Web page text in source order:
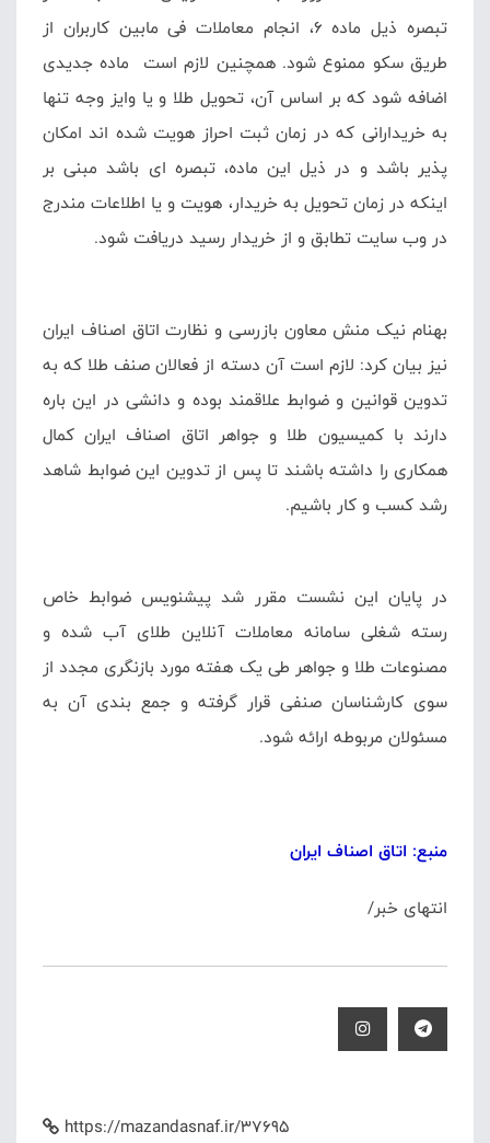
تبصره ذیل ماده ۶، انجام معاملات فی مابین کاربران از
طریق سکو ممنوع شود. همچنین لازم است ماده جدیدی
اضافه شود که بر اساس آن، تحویل طلا و یا وایز وجه تنها
به خریدارانی که در زمان ثبت احراز هویت شده اند امکان
پذیر باشد و در ذیل این ماده، تبصره ای باشد مبنی بر
اینکه در زمان تحویل به خریدار، هویت و یا اطلاعات مندرج
در وب سایت تطابق و از خریدار رسید دریافت شود.
بهنام نیک منش معاون بازرسی و نظارت اتاق اصناف ایران
نیز بیان کرد: لازم است آن دسته از فعالان صنف طلا که به
تدوین قوانین و ضوابط علاقمند بوده و دانشی در این باره
دارند با کمیسیون طلا و جواهر اتاق اصناف ایران کمال
همکاری را داشته باشند تا پس از تدوین این ضوابط شاهد
رشد کسب و کار باشیم.
در پایان این نشست مقرر شد پیشنویس ضوابط خاص
رسته شغلی سامانه معاملات آنلاین طلای آب شده و
مصنوعات طلا و جواهر طی یک هفته مورد بازنگری مجدد از
سوی کارشناسان صنفی قرار گرفته و جمع بندی آن به
مسئولان مربوطه ارائه شود.
منبع: اتاق اصناف ایران
انتهای خبر/
https://mazandasnaf.ir/37695